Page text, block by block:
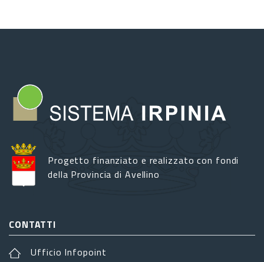
Progetto finanziato e realizzato con fondi
della Provincia di Avellino
CONTATTI
Ufficio Infopoint